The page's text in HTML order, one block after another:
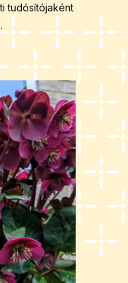
tudósítójaként